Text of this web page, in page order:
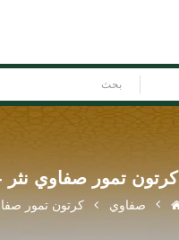
كرتون تمور صفاوي نثر - 12 كيلو -
صفاوي كرتون تمور صفاوي نثر -